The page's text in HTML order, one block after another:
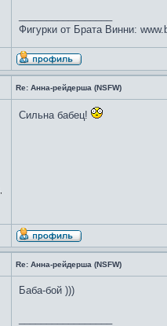
Фигурки от Брата Винни:
Re: Анна-рейдерша (NSFW)
Сильна бабец!
Re: Анна-рейдерша (NSFW)
Баба-бой )))